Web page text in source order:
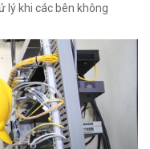
lý khi các bên không